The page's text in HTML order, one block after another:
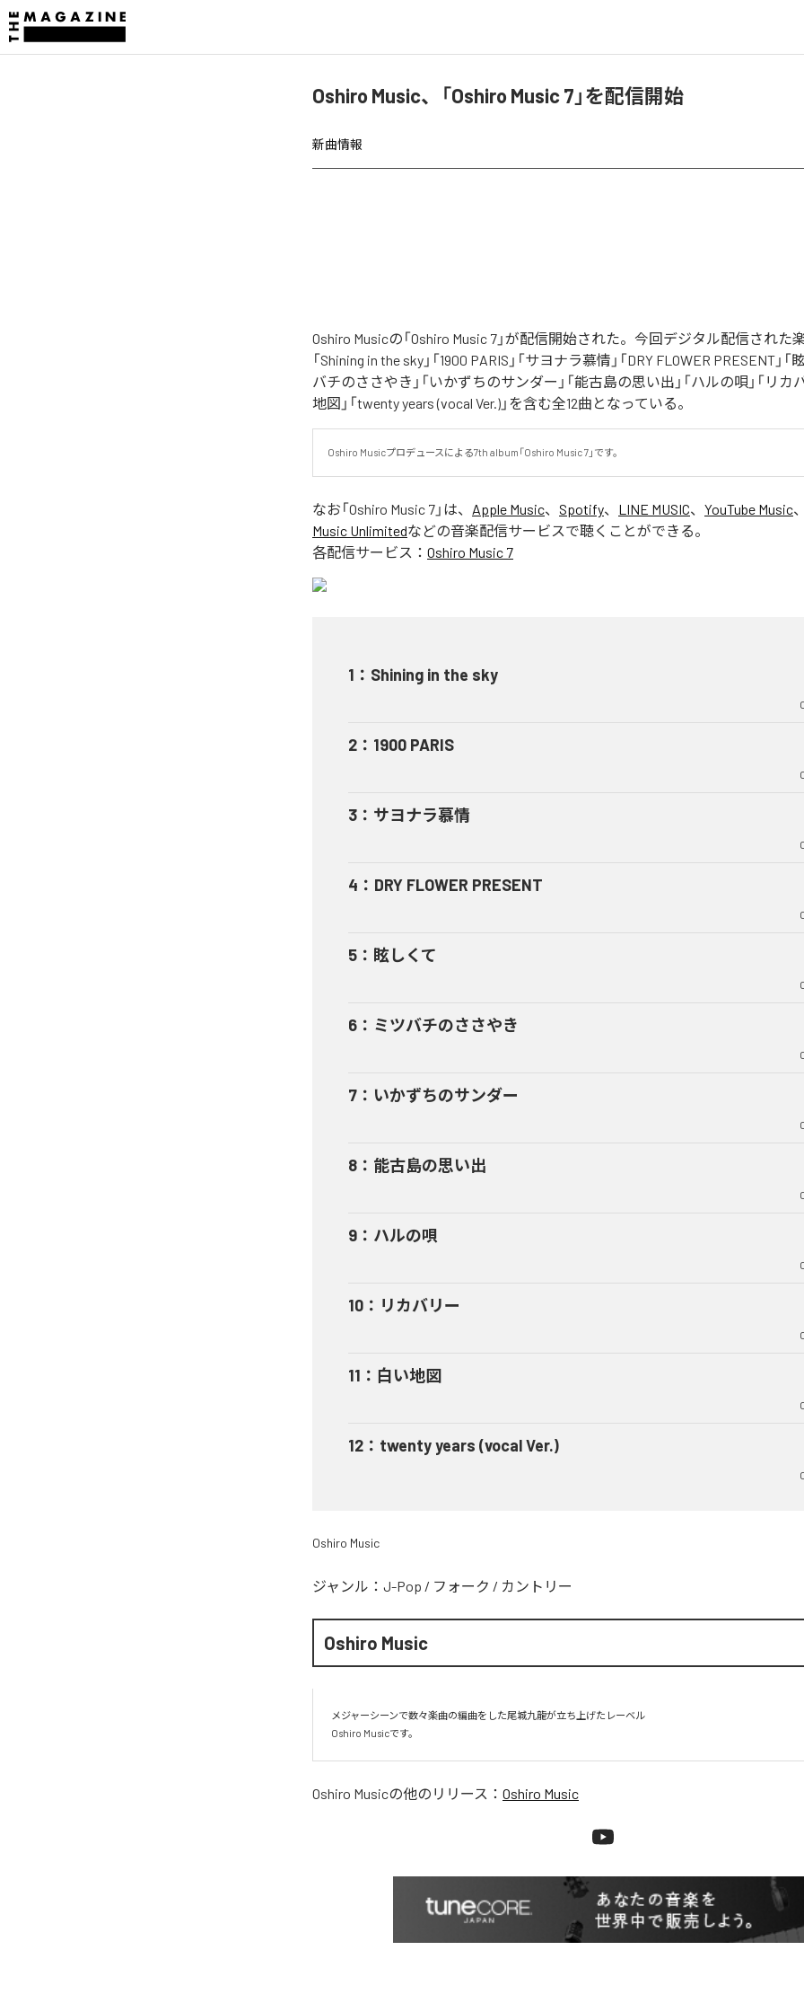
Oshiro Music、「Oshiro Music 7」を配信開始
新曲情報
Oshiro Musicの「Oshiro Music 7」が配信開始された。今回デジタル配信された
「Shining in the sky」「1900 PARIS」「サヨナラ慕情」「DRY FLOWER PRESENT」「
バチのささやき」「いかずちのサンダー」「能古島の思い出」「ハルの唄」「リカ
地図」「twenty years (vocal Ver.)」を含む全12曲となっている。
Oshiro Musicプロデュースによる7th album「Oshiro Music 7」です。
なお「Oshiro Music 7 」は、 Apple Music、 Spotify、 LINE MUSIC、 YouTube Music、
Music Unlimitedなどの音楽配信サービスで聴くことができる。
各配信サービス： Oshiro Music 7
1 ： Shining in the sky
2 ： 1900 PARIS
3 ： サヨナラ慕情
4 ： DRY FLOWER PRESENT
5 ： 眩しくて
6 ： ミツバチのささやき
7 ： いかずちのサンダー
8 ： 能古島の思い出
9 ： ハルの唄
10 ： リカバリー
11 ： 白い地図
12 ： twenty years (vocal Ver.)
Oshiro Music
ジャンル： J-Pop / フォーク / カントリー
Oshiro Music
メジャーシーンで数々楽曲の編曲をした尾城九龍が立ち上げたレーベル
Oshiro Musicです。
Oshiro Musicの他のリリース： Oshiro Music